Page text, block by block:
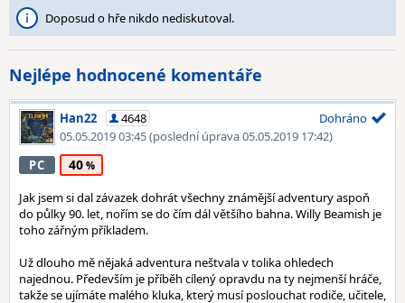
Doposud o hře nikdo nediskutoval.
Nejlépe hodnocené komentáře
Han22
4648
05.05.2019 03:45(poslední úprava 05.05.2019 17:42)
Dohráno
PC 40
Jak jsem si dal závazek dohrát všechny známější adventury aspoň
do půlky 90. let, nořím se do čím dál většího bahna. Willy Beamish je
toho zářným příkladem.
Už dlouho mě nějaká adventura neštvala v tolika ohledech
najednou. Především je příběh cílený opravdu na ty nejmenší hráče,
takže se ujímáte malého kluka, který musí poslouchat rodiče, učitele,